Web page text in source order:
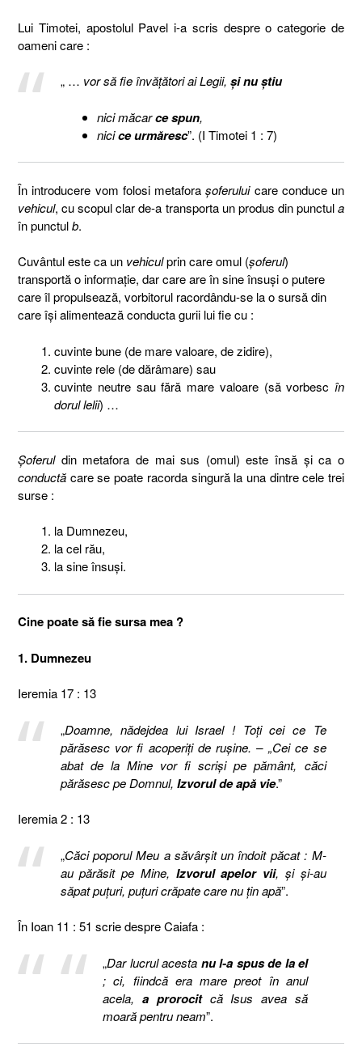
Lui Timotei, apostolul Pavel i-a scris despre o categorie de
oameni care :
„ … vor să fie învăţători ai Legii, şi nu ştiu
nici măcarce spun,
nicice urmăresc”. (I Timotei 1 : 7)
În introducere vom folosi metaforaşoferuluicare conduce un
vehicul, cu scopul clar de-a transporta un produs din punctula
în punctulb.
Cuvântul este ca un vehiculprin care omul (şoferul)
transportă o informaţie, dar care are în sine însuşi o putere
care îl propulsează, vorbitorul racordându-se la o sursă din
care îşi alimentează conducta gurii lui fie cu :
cuvinte bune (de mare valoare, de zidire),
cuvinte rele (de dărâmare) sau
cuvinte neutre sau fără mare valoare (să vorbesc în
dorul lelii) …
Şoferuldin metafora de mai sus (omul) este însă şi ca o
conductă care se poate racorda singură la una dintre cele trei
surse :
la Dumnezeu,
la cel rău,
la sine însuşi.
Cine poate să fie sursa mea ?
1. Dumnezeu
Ieremia 17 : 13
„Doamne, nădejdea lui Israel ! Toţi cei ce Te
părăsesc vor fi acoperiţi de ruşine. – „Cei ce se
abat de la Mine vor fi scrişi pe pământ, căci
părăsesc pe Domnul, Izvorul de apă vie.”
Ieremia 2 : 13
„Căci poporul Meu a săvârşit un îndoit păcat : M-
au părăsit pe Mine, Izvorul apelor vii, şi şi-au
săpat puţuri, puţuri crăpate care nu ţin apă”.
În Ioan 11 : 51 scrie despre Caiafa :
„Dar lucrul acesta nu l-a spus de la el
; ci, fiindcă era mare preot în anul
acela, a prorocitcă Isus avea să
moară pentru neam”.